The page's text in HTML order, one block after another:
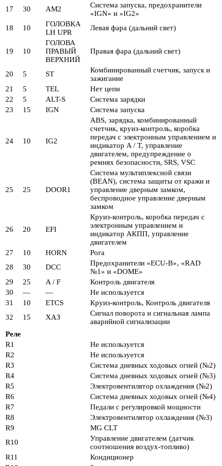
17
30 AM2
Система запуска, предохранители
«IGN» и «IG2»
18
10
ГОЛОВКА
LH UPR
Левая фара (дальний свет)
19 10
ГОЛОВА
ПРАВЫЙ
ВЕРХНИЙ
Правая фара (дальний свет)
20 5 ST
Комбинированный счетчик, запуск и
зажигание
21
5 TEL
Нет цепи
22
5 ALT-S
Система зарядки
23
15 IGN Система запуска
24 10 IG2
ABS, зарядка, комбинированный
счетчик, круиз-контроль, коробка
передач с электронным управлением и
индикатор A / T, управление
двигателем, предупреждение о
ремнях безопасности, SRS, VSC
25 25 DOOR1
Система мультиплексной связи
(BEAN), система защиты от кражи и
управление дверным замком,
беспроводное управление дверным
замком
26 20 EFI
Круиз-контроль, коробка передач с
электронным управлением и
индикатор АКПП, управление
двигателем
27
10 HORN
Рога
28
30 DCC
Предохранители «ECU-B», «RAD
№1» и «DOME»
29
25 A / F
Контроль двигателя
30
— —
Не используется
31
10 ETCS
Круиз-контроль, Контроль двигателя
32
15 ХАЗ
Сигнал поворота и сигнальная лампа
аварийной сигнализации
Реле
R1
Не используется
R2
Не используется
R3
Система дневных ходовых огней (№2)
R4
Система дневных ходовых огней (№3)
R5
Электровентилятор охлаждения (№2)
R6
Система дневных ходовых огней (№4)
R7
Педали с регулировкой мощности
R8
Электровентилятор охлаждения (№3)
R9
MG CLT
R10
Управление двигателем (датчик
соотношения воздух-топливо)
R11
Кондиционер